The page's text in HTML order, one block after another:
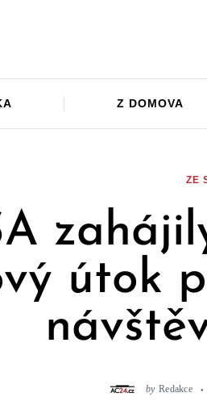
Z DOMOVA
ZE
útok
by Redakce